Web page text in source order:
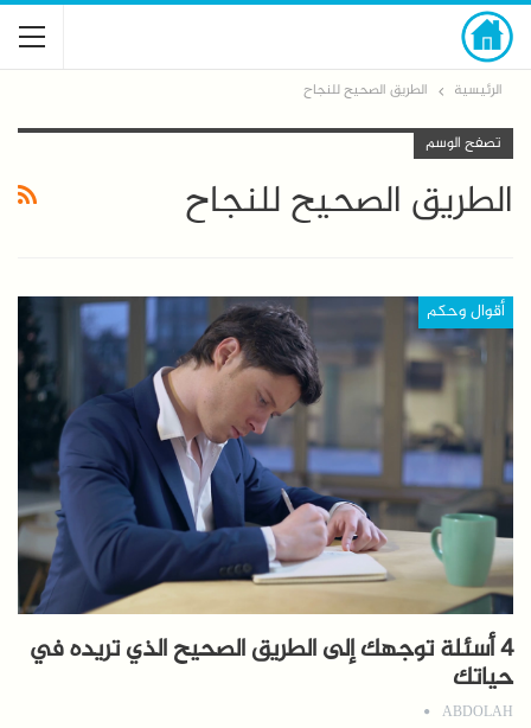
الرئيسية الطريق الصحيح للنجاح
تصفح الوسم
الطريق الصحيح للنجاح
أقوال وحكم
4 أسئلة توجهك إلى الطريق الصحيح الذي تريده في
حياتك
ABDOLAH